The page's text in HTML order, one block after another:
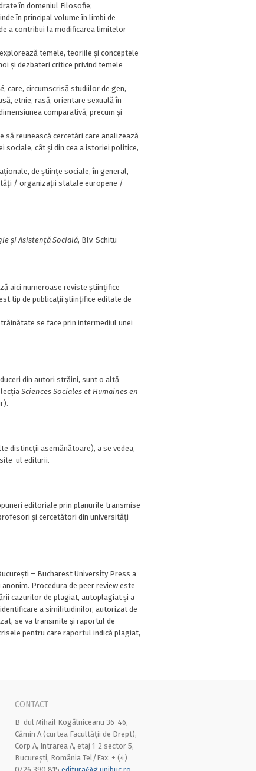
în domeniul Filosofie;
în principal volume în limbi de
a contribui la modificarea limitelor
temele, teoriile și conceptele
și dezbateri critice privind temele
, care, circumscrisă studiilor de gen,
etnie, rasă, orientare sexuală în
comparativă, precum și
să reunească cercetări care analizează
cât și din cea a istoriei politice,
de științe sociale, în general,
/ organizații statale europene /
și Asistență Socială, Blv. Schitu
aici numeroase reviste științifice
tip de publicații științifice editate de
străinătate se face prin intermediul unei
din autori străini, sunt o altă
Sciences Sociales et Humaines en
distincții asemănătoare), a se vedea,
ul editurii.
editoriale prin planurile transmise
și cercetători din universități
– Bucharest University Press a
Procedura de peer review este
cazurilor de plagiat, autoplagiat și a
a similitudinilor, autorizat de
se va transmite și raportul de
pentru care raportul indică plagiat,
CONTACT
B-dul Mihail Kogălniceanu 36-46,
Cămin A (curtea Facultății de Drept),
Corp A, Intrarea A, etaj 1-2 sector 5,
București, România Tel/Fax: + (4)